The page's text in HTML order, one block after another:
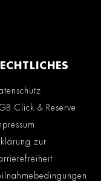
Click & Reserve
zur